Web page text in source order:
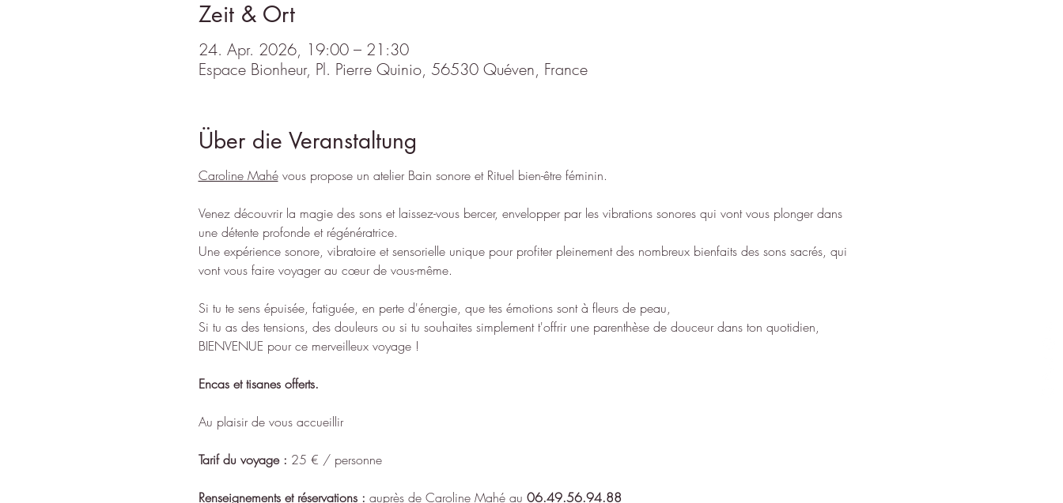
Zeit & Ort
24. Apr. 2026, 19:00 – 21:30
Espace Bionheur, Pl. Pierre Quinio, 56530 Quéven, France
Über die Veranstaltung
Caroline Mahé vous propose un atelier Bain sonore et Rituel bien-être féminin.
Venez découvrir la magie des sons et laissez-vous bercer, envelopper par les vibrations sonores qui vont vous plonger dans
une détente profonde et régénératrice.
Une expérience sonore, vibratoire et sensorielle unique pour profiter pleinement des nombreux bienfaits des sons sacrés, qui
vont vous faire voyager au cœur de vous-même.
Si tu te sens épuisée, fatiguée, en perte d'énergie, que tes émotions sont à fleurs de peau,
Si tu as des tensions, des douleurs ou si tu souhaites simplement t'offrir une parenthèse de douceur dans ton quotidien,
BIENVENUE pour ce merveilleux voyage !
Encas et tisanes offerts.
Au plaisir de vous accueillir
Tarif du voyage : 25 € / personne
Renseignements et réservations : auprès de Caroline Mahé au 06.49.56.94.88